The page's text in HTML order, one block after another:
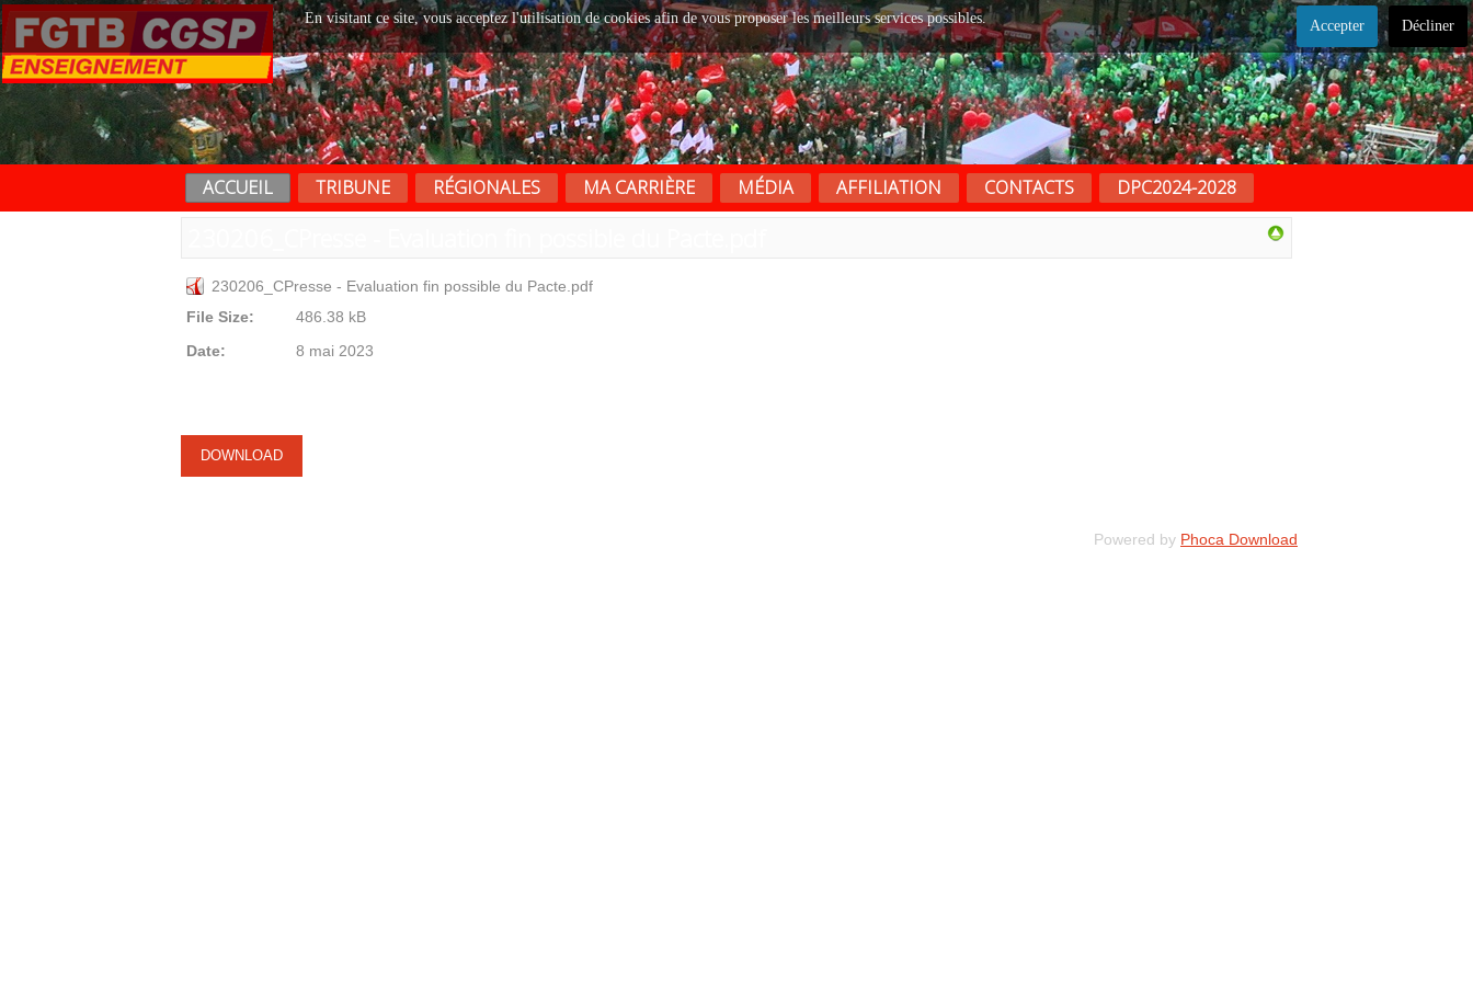
ACCUEIL TRIBUNE RÉGIONALES MA CARRIÈRE MÉDIA AFFILIATION CONTACTS DPC2024-2028
230206_CPresse - Evaluation fin possible du Pacte.pdf
File Size:
486.38 kB
Date:
8 mai 2023
Powered by Phoca Download
En visitant ce site, vous acceptez l'utilisation de cookies afin de vous proposer les meilleurs services possibles. Accepter Décliner